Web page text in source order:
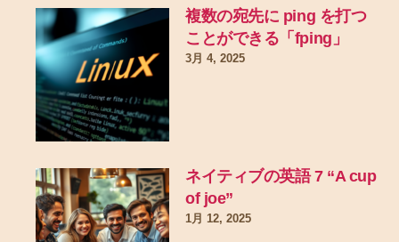
複数の宛先に ping を打つ
ことができる「fping」
3月 4, 2025
ネイティブの英語 7 “A cup
of joe”
1月 12, 2025